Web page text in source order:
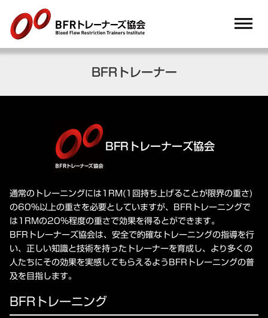
dehaze
BFRトレーナー
BFRトレーナーズ協会
通常のトレーニングには1RM(1回持ち上げることが限界の重さ)
の60%以上の重さを必要としていますが、BFRトレーニングで
は1RMの20%程度の重さで効果を得るとができます。
BFRトレーナーズ協会は、安全で的確なトレーニングの指導を行
い、正しい知識と技術を持ったトレーナーを育成し、より多くの
人たちにその効果を実感してもらえるようBFRトレーニングの普
及を目指します。
BFRトレーニング